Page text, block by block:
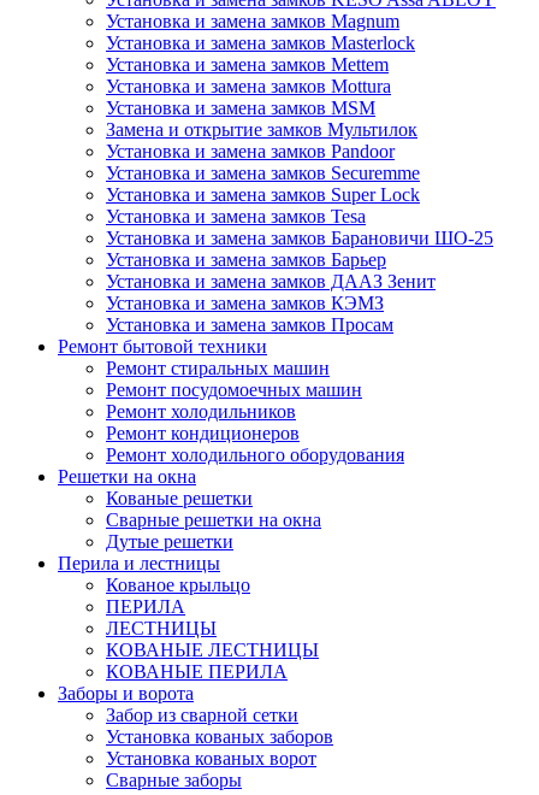
Установка и замена замков Magnum
Установка и замена замков Masterlock
Установка и замена замков Mettem
Установка и замена замков Mottura
Установка и замена замков MSM
Замена и открытие замков Мультилок
Установка и замена замков Pandoor
Установка и замена замков Securemme
Установка и замена замков Super Lock
Установка и замена замков Tesa
Установка и замена замков Барановичи ШО-25
Установка и замена замков Барьер
Установка и замена замков ДААЗ Зенит
Установка и замена замков КЭМЗ
Установка и замена замков Просам
Ремонт бытовой техники
Ремонт стиральных машин
Ремонт посудомоечных машин
Ремонт холодильников
Ремонт кондиционеров
Ремонт холодильного оборудования
Решетки на окна
Кованые решетки
Сварные решетки на окна
Дутые решетки
Перила и лестницы
Кованое крыльцо
ПЕРИЛА
ЛЕСТНИЦЫ
КОВАНЫЕ ЛЕСТНИЦЫ
КОВАНЫЕ ПЕРИЛА
Заборы и ворота
Забор из сварной сетки
Установка кованых заборов
Установка кованых ворот
Сварные заборы